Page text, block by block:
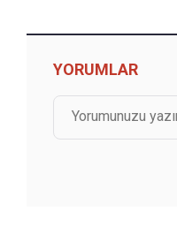
YORUMLAR